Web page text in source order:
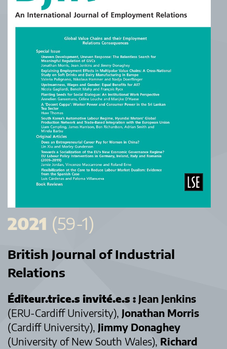
2021 (59-1)
British Journal of Industrial
Relations
Éditeur.trice.s invité.e.s : Jean Jenkins
(ERU-Cardiff University), Jonathan Morris
(Cardiff University), Jimmy Donaghey
(University of New South Wales), Richard